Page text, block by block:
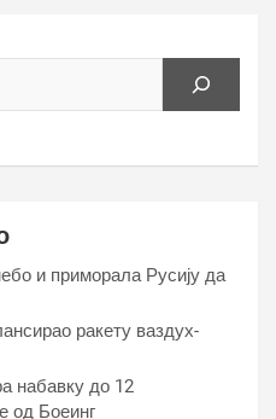
и приморала Русију да
ракету ваздух-
набавку до 12
од Боеинг